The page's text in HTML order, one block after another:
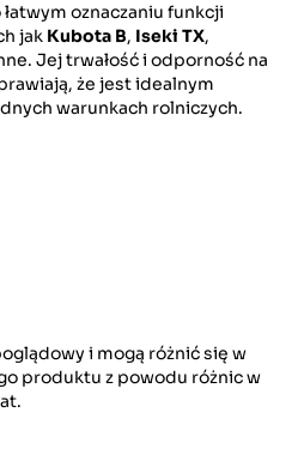
oznaczaniu funkcji
jak Kubota B, Iseki TX,
Jej trwałość i odporność na
że jest idealnym
warunkach rolniczych.
i mogą różnić się w
produktu z powodu różnic w